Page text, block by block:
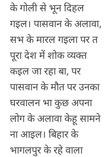
के गोली से भून दिहल
गइल। पासवान के अलावा,
सभ के मारल गइला पर त
पूरा देश में शोक व्यक्त
कइल जा रहा बा, पर
पासवान के मौत पर उनका
घरवालन भा कुछ अपना
लोग के अलावा केहू सामने
ना आइल। बिहार के
भागलपुर के रहे वाला